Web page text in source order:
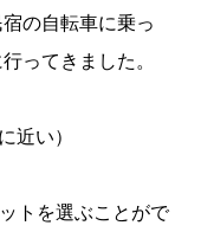
の自転車に乗っ
ってきました。
に近い）
トを選ぶことがで